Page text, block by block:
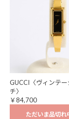
GUCCI〈ヴィンテー
チ〉
￥84,700
ただいま品切れ